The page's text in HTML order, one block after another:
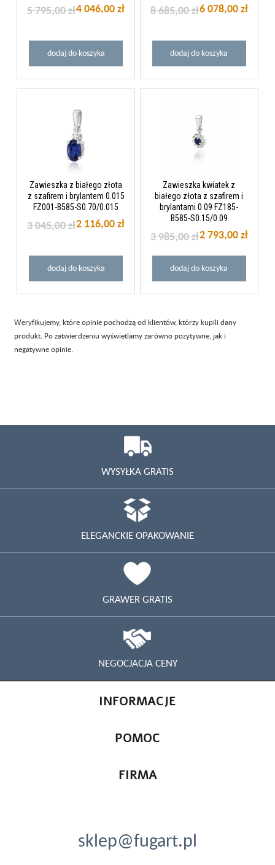
4 046,00 zł
5 795,00 zł
dodaj do koszyka
6 078,00 zł
8 685,00 zł
dodaj do koszyka
Zawieszka z białego złota
z szafirem i brylantem 0.015
FZ001-B585-S0.70/0.015
2 116,00 zł
3 045,00 zł
dodaj do koszyka
Zawieszka kwiatek z
białego złota z szafirem i
brylantami 0.09 FZ185-
B585-S0.15/0.09
2 793,00 zł
3 985,00 zł
dodaj do koszyka
Weryfikujemy, które opinie pochodzą od klientów, którzy kupili dany
produkt. Po zatwierdzeniu wyświetlamy zarówno pozytywne, jak i
negatywne opinie.
WYSYŁKA GRATIS
ELEGANCKIE OPAKOWANIE
GRAWER GRATIS
NEGOCJACJA CENY
INFORMACJE
POMOC
FIRMA
sklep@fugart.pl